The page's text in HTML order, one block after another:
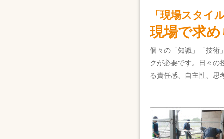
「現場スタイ
現場で求
個々の「知識」「技術
クが必要です。日々の
る責任感、自主性、思